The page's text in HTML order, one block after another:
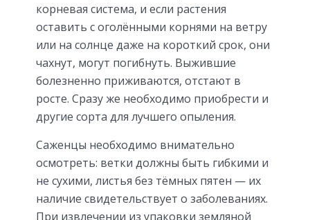
корневая система, и если растения
оставить с оголёнными корнями на ветру
или на солнце даже на короткий срок, они
чахнут, могут погибнуть. Выжившие
болезненно приживаются, отстают в
росте. Сразу же необходимо приобрести и
другие сорта для лучшего опыления.
Саженцы необходимо внимательно
осмотреть: ветки должны быть гибкими и
не сухими, листья без тёмных пятен — их
наличие свидетельствует о заболеваниях.
При извлечении из упаковки земляной